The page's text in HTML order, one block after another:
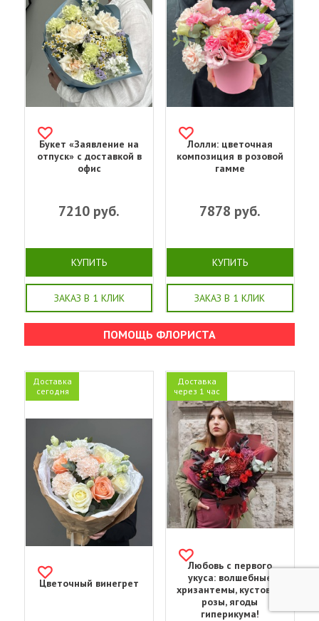
Букет «Заявление на
отпуск» с доставкой в
офис
7210 руб.
КУПИТЬ
ЗАКАЗ В 1 КЛИК
Лолли: цветочная
композиция в розовой
гамме
7878 руб.
КУПИТЬ
ЗАКАЗ В 1 КЛИК
ПОМОЩЬ ФЛОРИСТА
Доставка
сегодня
Цветочный винегрет
Доставка
через 1 час
Любовь с первого
укуса: волшебные
хризантемы, кустовые
розы, ягоды
гиперикума!